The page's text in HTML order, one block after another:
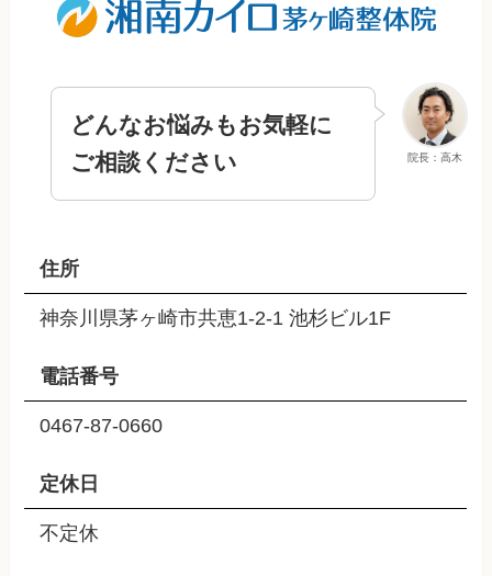
院長：高木
どんなお悩みもお気軽に
ご相談ください
住所
神奈川県茅ヶ崎市共恵1-2-1 池杉ビル1F
電話番号
0467-87-0660
定休日
不定休